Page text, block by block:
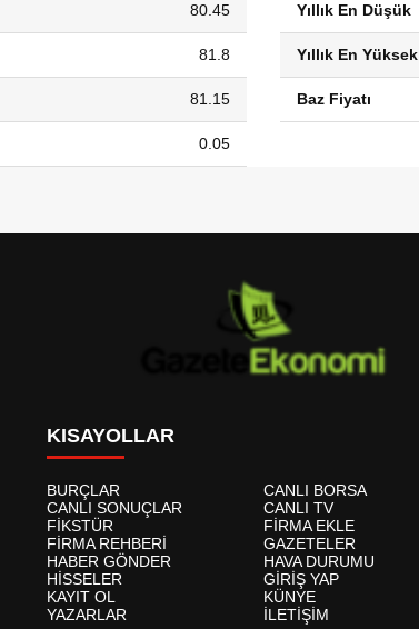
80.45
81.8
81.15
0.05
Yıllık En Düşük
Yıllık En Yüksek
Baz Fiyatı
KISAYOLLAR
BURÇLAR
CANLI BORSA
CANLI SONUÇLAR
CANLI TV
FİKSTÜR
FİRMA EKLE
FİRMA REHBERİ
GAZETELER
HABER GÖNDER
HAVA DURUMU
HİSSELER
GİRİŞ YAP
KAYIT OL
KÜNYE
YAZARLAR
İLETİŞİM